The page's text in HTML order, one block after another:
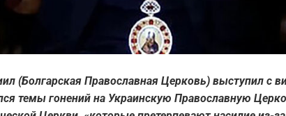
(Болгарская Православная Церковь) выступил с
темы гонений на Украинскую Православную